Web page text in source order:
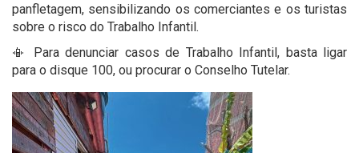
panfletagem, sensibilizando os comerciantes e os turistas
sobre o risco do Trabalho Infantil.
📳 Para denunciar casos de Trabalho Infantil, basta ligar
para o disque 100, ou procurar o Conselho Tutelar.